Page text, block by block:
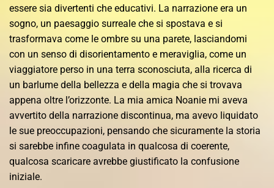
essere sia divertenti che educativi. La narrazione era un
sogno, un paesaggio surreale che si spostava e si
trasformava come le ombre su una parete, lasciandomi
con un senso di disorientamento e meraviglia, come un
viaggiatore perso in una terra sconosciuta, alla ricerca di
un barlume della bellezza e della magia che si trovava
appena oltre l’orizzonte. La mia amica Noanie mi aveva
avvertito della narrazione discontinua, ma avevo liquidato
le sue preoccupazioni, pensando che sicuramente la storia
si sarebbe infine coagulata in qualcosa di coerente,
qualcosa scaricare avrebbe giustificato la confusione
iniziale.